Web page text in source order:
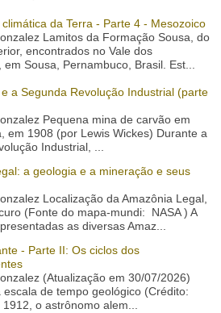
da Terra - Parte 4 - Mesozoico
Lamitos da Formação Sousa, do
encontrados no Vale dos
em Sousa, Pernambuco, Brasil. Est...
a Segunda Revolução Industrial (parte
Pequena mina de carvão em
em 1908 (por Lewis Wickes) Durante a
Industrial, ...
a geologia e a mineração e seus
Localização da Amazônia Legal,
(Fonte do mapa-mundi: NASA ) A
as diversas Amaz...
- Parte II: Os ciclos dos
(Atualização em 30/07/2026)
escala de tempo geológico (Crédito:
1912, o astrônomo alem...